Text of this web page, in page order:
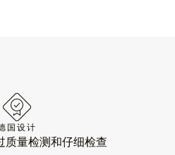
国设计
质量检测和仔细检查